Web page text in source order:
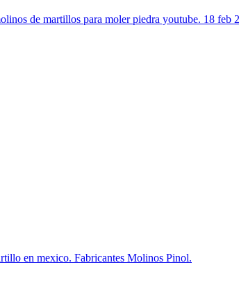
de martillos para moler piedra youtube. 18 feb
en mexico. Fabricantes Molinos Pinol.